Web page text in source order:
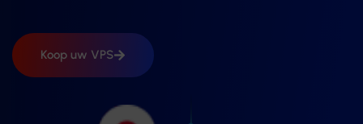
Koop uw VPS